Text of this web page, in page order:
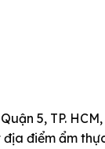
5, TP.
điểm ẩm